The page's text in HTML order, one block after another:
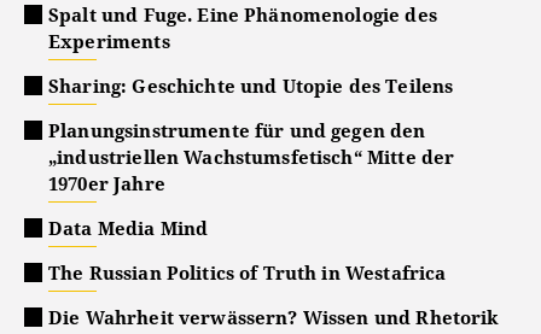
Spalt und Fuge. Eine Phänomenologie des
Experiments
Sharing: Geschichte und Utopie des Teilens
Planungsinstrumente für und gegen den
„industriellen Wachstumsfetisch“ Mitte der
1970er Jahre
Data Media Mind
The Russian Politics of Truth in Westafrica
Die Wahrheit verwässern? Wissen und Rhetorik